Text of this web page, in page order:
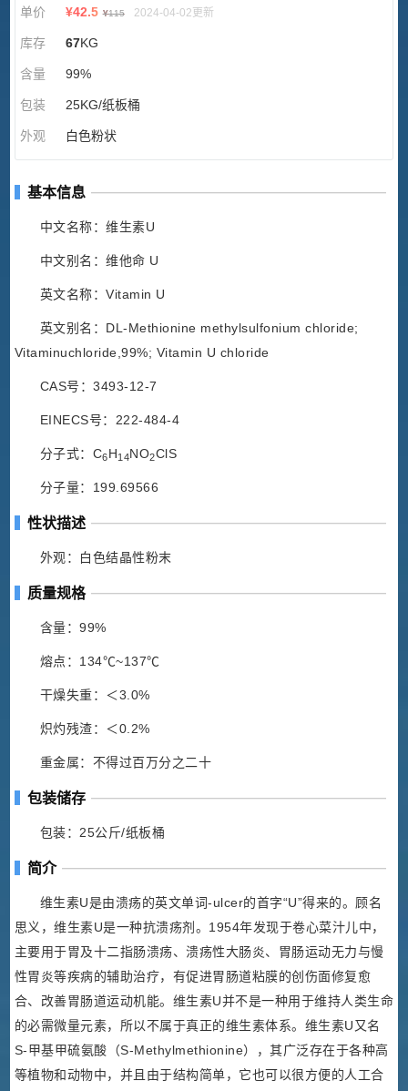
单价 ¥42.5 ¥115 2024-04-02更新
库存 67KG
含量 99%
包装 25KG/纸板桶
外观 白色粉状
基本信息
中文名称：维生素U
中文别名：维他命 U
英文名称：Vitamin U
英文别名：DL-Methionine methylsulfonium chloride;
Vitaminuchloride,99%; Vitamin U chloride
CAS号：3493-12-7
EINECS号：222-484-4
分子式：C6H14NO2ClS
分子量：199.69566
性状描述
外观：白色结晶性粉末
质量规格
含量：99%
熔点：134℃~137℃
干燥失重：＜3.0%
炽灼残渣：＜0.2%
重金属：不得过百万分之二十
包装储存
包装：25公斤/纸板桶
简介
维生素U是由溃疡的英文单词-ulcer的首字“U”得来的。顾名
思义，维生素U是一种抗溃疡剂。1954年发现于卷心菜汁儿中，
主要用于胃及十二指肠溃疡、溃疡性大肠炎、胃肠运动无力与慢
性胃炎等疾病的辅助治疗，有促进胃肠道粘膜的创伤面修复愈
合、改善胃肠道运动机能。维生素U并不是一种用于维持人类生命
的必需微量元素，所以不属于真正的维生素体系。维生素U又名
S-甲基甲硫氨酸（S-Methylmethionine），其广泛存在于各种高
等植物和动物中，并且由于结构简单，它也可以很方便的人工合